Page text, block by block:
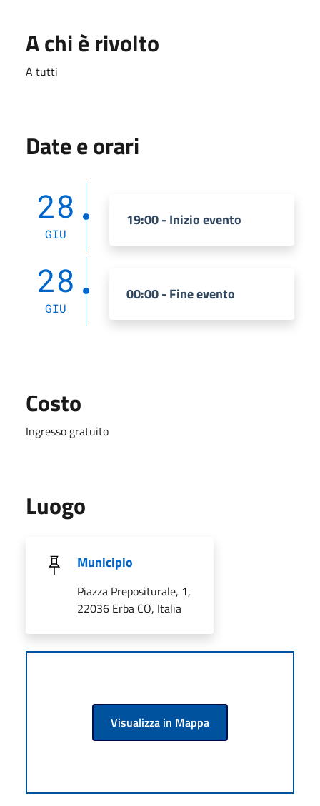
A chi è rivolto
A tutti
Date e orari
28
GIU
19:00 - Inizio evento
28
GIU
00:00 - Fine evento
Costo
Ingresso gratuito
Luogo
Municipio
Piazza Prepositurale, 1,
22036 Erba CO, Italia
Visualizza in Mappa